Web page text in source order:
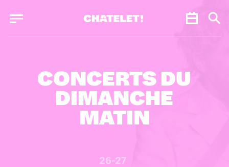
CONCERTS DU
DIMANCHE
MATIN
26-27